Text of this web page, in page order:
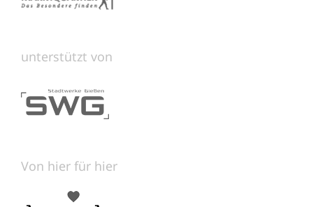
unterstützt von
Von hier für hier